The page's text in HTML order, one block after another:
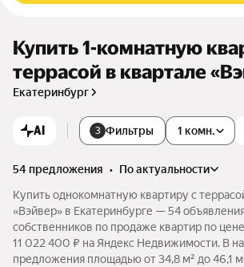
Купить 1-комнатную
террасой в квартале
Екатеринбург
AI 3 Фильтры 1 комн.
54 предложения •
по актуальности
Купить однокомнатную квартиру с
«Вэйвер» в Екатеринбурге — 54
собственников по продаже квартир по
11 022 400 ₽ на Яндекс Недвижимости. В
предложения площадью от 34,8 м² до 46,1